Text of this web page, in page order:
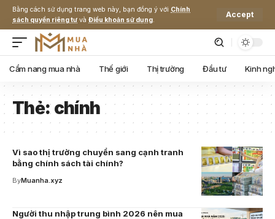
Bằng cách sử dụng trang web này, bạn đồng ý với Chính
sách quyền riêng tư và Điều khoản sử dụng.
Accept
Cẩm nang mua nhà Thế giới Thị trường Đầu tư Kinh
Thẻ:chính
Vì sao thị trường chuyển sang cạnh tranh
bằng chính sách tài chính?
ByMuanha.xyz
Người thu nhập trung bình 2026 nên mua